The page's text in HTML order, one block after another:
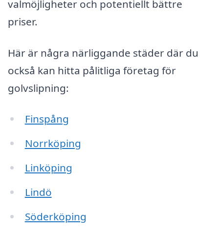
valmöjligheter och potentiellt bättre
priser.
Här är några närliggande städer där du
också kan hitta pålitliga företag för
golvslipning:
Finspång
Norrköping
Linköping
Lindö
Söderköping